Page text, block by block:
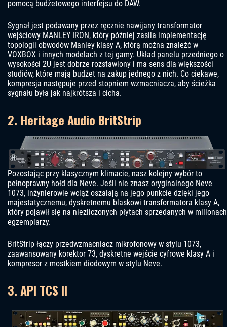
pomocą budżetowego interfejsu do DAW.
Sygnał jest podawany przez ręcznie nawijany transformator
wejściowy MANLEY IRON, który później zasila implementację
topologii obwodów Manley klasy A, którą można znaleźć w
VOXBOX i innych modelach z tej gamy. Układ panelu przedniego o
wysokości 2U jest dobrze rozstawiony i ma sens dla większości
studiów, które mają budżet na zakup jednego z nich. Co ciekawe,
kompresja następuje przed stopniem wzmacniacza, aby ścieżka
sygnału była jak najkrótsza i cicha.
2. Heritage Audio BritStrip
Pozostając przy klasycznym klimacie, nasz kolejny wybór to
pełnoprawny hołd dla Neve. Jeśli nie znasz oryginalnego Neve
1073, inżynierowie wciąż oszalają na jego punkcie dzięki jego
majestatycznemu, dyskretnemu blaskowi transformatora klasy A,
który pojawił się na niezliczonych płytach sprzedanych w milionach
egzemplarzy.
BritStrip łączy przedwzmacniacz mikrofonowy w stylu 1073,
zaawansowany korektor 73, dyskretne wejście cyfrowe klasy A i
kompresor z mostkiem diodowym w stylu Neve.
3. API TCS II